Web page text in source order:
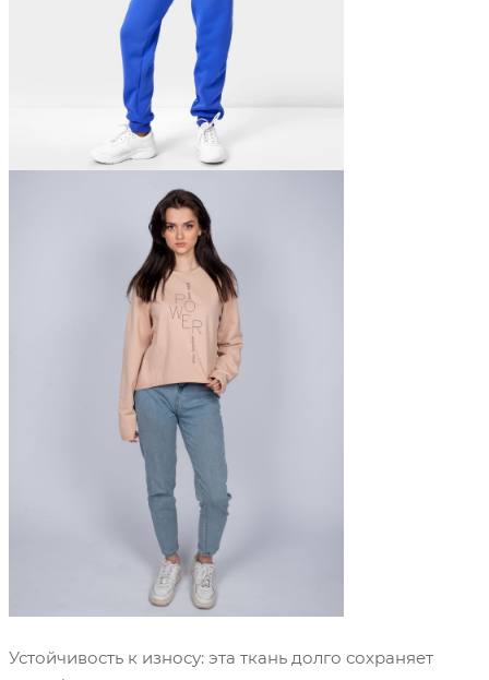
Устойчивость к износу: эта ткань долго сохраняет